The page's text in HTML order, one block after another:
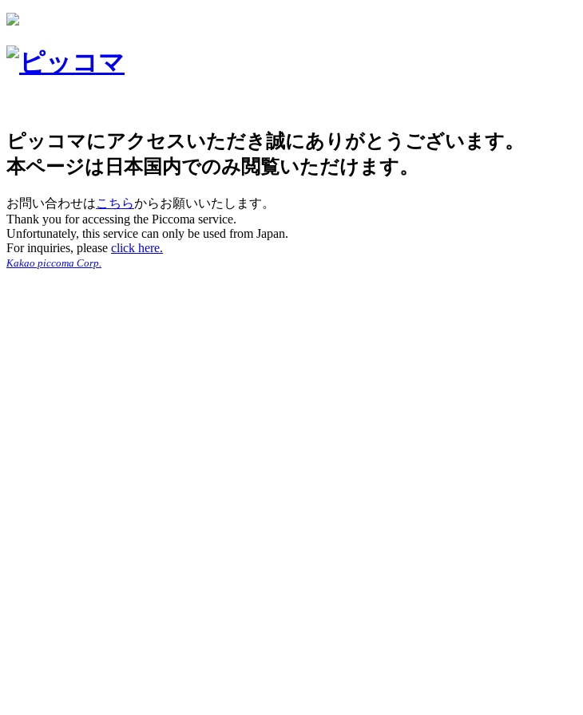
ピッコマにアクセスいただき誠にありがとうございます。
本ページは日本国内でのみ閲覧いただけます。
お問い合わせはこちらからお願いいたします。
Thank you for accessing the Piccoma service.
Unfortunately, this service can only be used from Japan.
For inquiries, please click here.
Kakao piccoma Corp.